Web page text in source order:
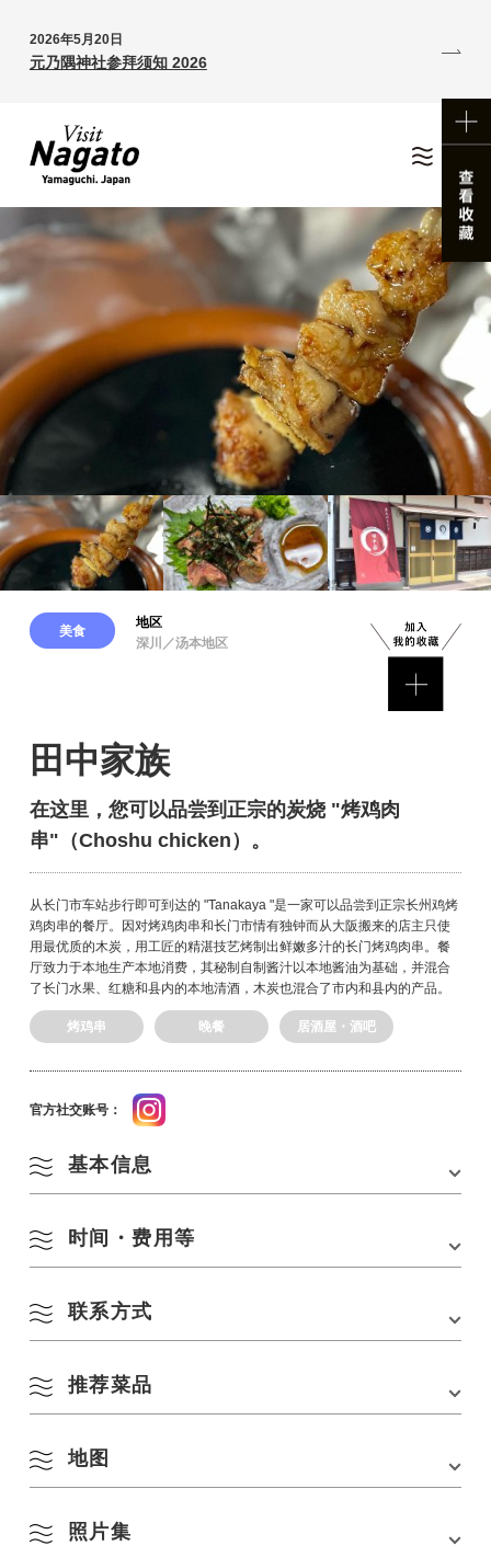
2026年5月20日
元乃隅神社参拜须知 2026
美食
地区
深川／汤本地区
田中家族
在这里，您可以品尝到正宗的炭烧 "烤鸡肉
串"（Choshu chicken）。
从长门市车站步行即可到达的 "Tanakaya "是一家可以品尝到正宗长州鸡烤
鸡肉串的餐厅。因对烤鸡肉串和长门市情有独钟而从大阪搬来的店主只使
用最优质的木炭，用工匠的精湛技艺烤制出鲜嫩多汁的长门烤鸡肉串。餐
厅致力于本地生产本地消费，其秘制自制酱汁以本地酱油为基础，并混合
了长门水果、红糖和县内的本地清酒，木炭也混合了市内和县内的产品。
烤鸡串 晚餐 居酒屋・酒吧
官方社交账号：
基本信息
地址 日本山口县长门市东福川正明市 864-1 号
停车场
时间・费用等
营业时间
座位数
联系方式
电话：0837-27-0505
推荐菜品
地图
照片集